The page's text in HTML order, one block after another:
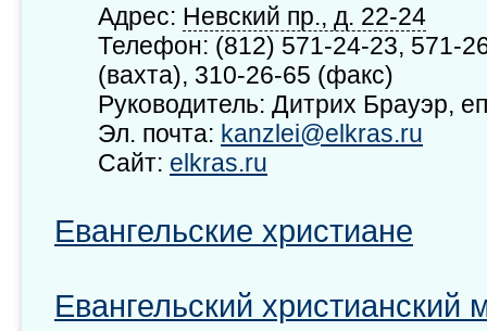
Адрес: Невский пр., д. 22-24
Телефон: (812) 571-24-23, 571-
(вахта), 310-26-65 (факс)
Руководитель: Дитрих Брауэр,
Эл. почта: kanzlei@elkras.ru
Сайт: elkras.ru
Евангельские христиане
Евангельский христианский